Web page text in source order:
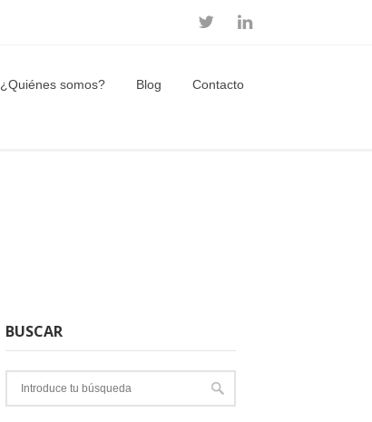
¿Quiénes somos? Blog Contacto
BUSCAR